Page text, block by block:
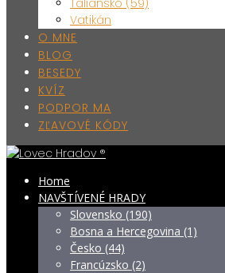
Taliansko (59)
Vatikán
O MNE
BLOG
BESEDY
KVÍZ
PODPOR MA
ZĽAVOVÉ KÓDY
Home
NAVŠTÍVENÉ HRADY
Slovensko (190)
Bosna a Hercegovina (1)
Česko (44)
Francúzsko (2)